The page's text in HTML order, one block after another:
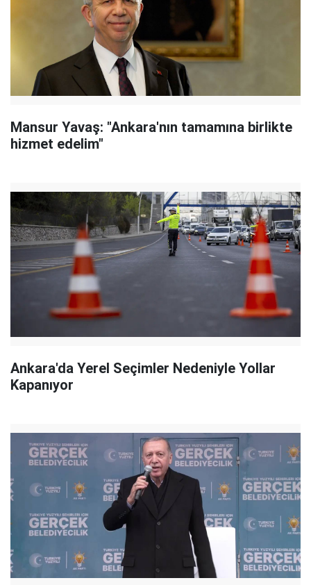
Mansur Yavaş: "Ankara'nın tamamına birlikte
hizmet edelim"
Ankara'da Yerel Seçimler Nedeniyle Yollar
Kapanıyor